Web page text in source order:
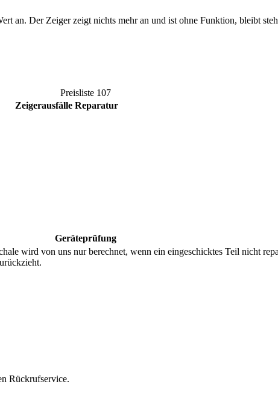
an. Der Zeiger zeigt nichts mehr an und ist ohne Funktion, bleibt
Preisliste 107
Zeigerausfälle Reparatur
Geräteprüfung
wird von uns nur berechnet, wenn ein eingeschicktes Teil nicht
Rückrufservice.